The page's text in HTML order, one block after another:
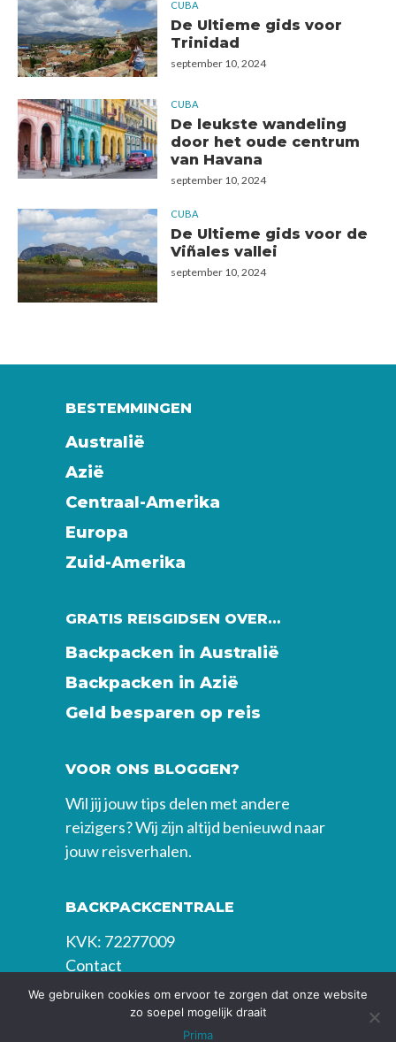
CUBA
De Ultieme gids voor
Trinidad
september 10, 2024
CUBA
De leukste wandeling
door het oude centrum
van Havana
september 10, 2024
CUBA
De Ultieme gids voor de
Viñales vallei
september 10, 2024
BESTEMMINGEN
Australië
Azië
Centraal-Amerika
Europa
Zuid-Amerika
GRATIS REISGIDSEN OVER…
Backpacken in Australië
Backpacken in Azië
Geld besparen op reis
VOOR ONS BLOGGEN?
Wil jij jouw tips delen met andere
reizigers? Wij zijn altijd benieuwd naar
jouw reisverhalen.
BACKPACKCENTRALE
KVK: 72277009
Contact
We gebruiken cookies om ervoor te zorgen dat onze website
zo soepel mogelijk draait
Prima